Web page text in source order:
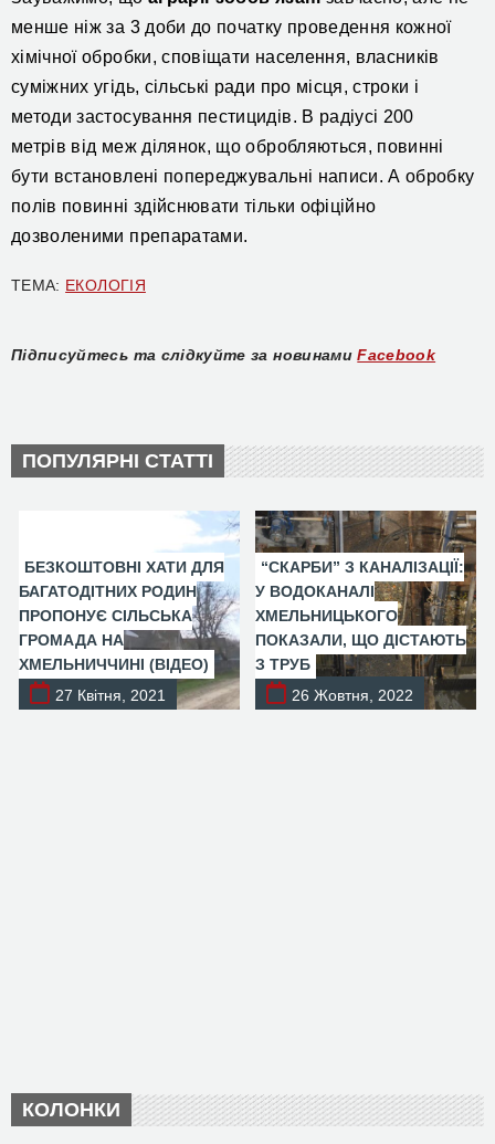
менше ніж за 3 доби до початку проведення кожної
хімічної обробки, сповіщати населення, власників
суміжних угідь, сільські ради про місця, строки і
методи застосування пестицидів. В радіусі 200
метрів від меж ділянок, що обробляються, повинні
бути встановлені попереджувальні написи. А обробку
полів повинні здійснювати тільки офіційно
дозволеними препаратами.
ТЕМА: ЕКОЛОГІЯ
Підписуйтесь та слідкуйте за новинами Facebook
ПОПУЛЯРНІ СТАТТІ
БЕЗКОШТОВНІ ХАТИ ДЛЯ
БАГАТОДІТНИХ РОДИН
ПРОПОНУЄ СІЛЬСЬКА
ГРОМАДА НА
ХМЕЛЬНИЧЧИНІ (ВІДЕО)
27 Квітня, 2021
“СКАРБИ” З КАНАЛІЗАЦІЇ:
У ВОДОКАНАЛІ
ХМЕЛЬНИЦЬКОГО
ПОКАЗАЛИ, ЩО ДІСТАЮТЬ
З ТРУБ
26 Жовтня, 2022
КОЛОНКИ